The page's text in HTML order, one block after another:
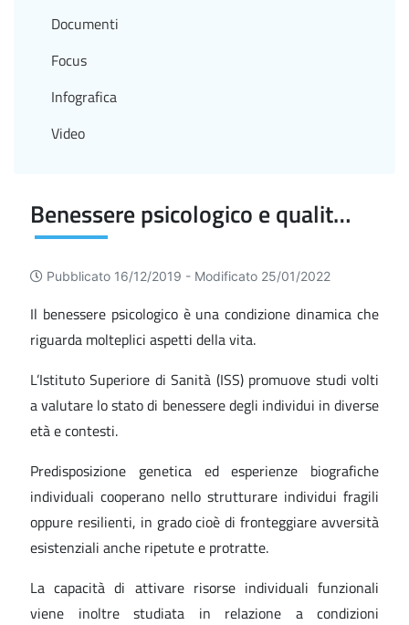
Benessere psicologico e qualità della vita
Pubblicato 16/12/2019 - Modificato 25/01/2022
Il benessere psicologico è una condizione dinamica che
riguarda molteplici aspetti della vita.
L’Istituto Superiore di Sanità (ISS) promuove studi volti
a valutare lo stato di benessere degli individui in diverse
età e contesti.
Predisposizione genetica ed esperienze biografiche
individuali cooperano nello strutturare individui fragili
oppure resilienti, in grado cioè di fronteggiare avversità
esistenziali anche ripetute e protratte.
La capacità di attivare risorse individuali funzionali
viene inoltre studiata in relazione a condizioni
Documenti
Focus
Infografica
Video